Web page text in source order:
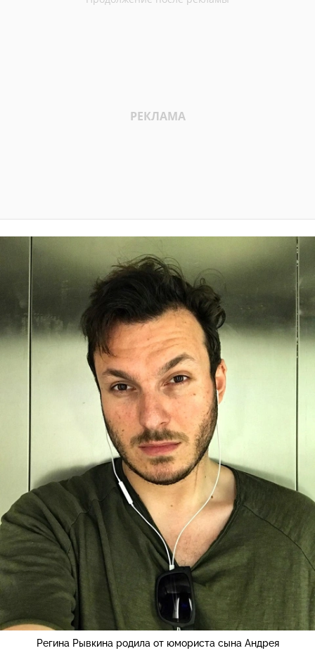
Регина Рывкина родила от юмориста сына Андрея